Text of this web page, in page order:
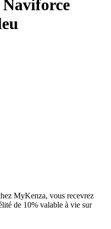
MyKenza, vous recevrez
de 10% valable à vie sur